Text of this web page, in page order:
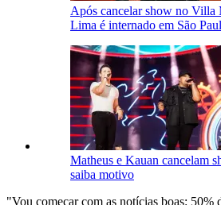
Após cancelar show no Villa
Lima é internado em São
Matheus e Kauan cancelam
saiba motivo
"Vou começar com as notícias boas: 50%